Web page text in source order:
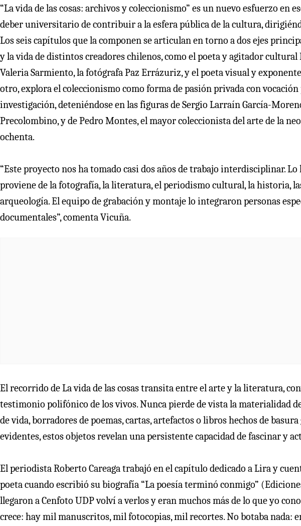
“La vida de las cosas: archivos y coleccionismo” es un nuevo esfuerzo en
deber universitario de contribuir a la esfera pública de la cultura,
Los seis capítulos que la componen se articulan en torno a dos ejes
y la vida de distintos creadores chilenos, como el poeta y agitador
Valeria Sarmiento, la fotógrafa Paz Errázuriz, y el poeta visual y
otro, explora el coleccionismo como forma de pasión privada con
investigación, deteniéndose en las figuras de Sergio Larraín García-
Precolombino, y de Pedro Montes, el mayor coleccionista del arte de la
ochenta.
“Este proyecto nos ha tomado casi dos años de trabajo interdisciplinar.
proviene de la fotografía, la literatura, el periodismo cultural, la historia,
arqueología. El equipo de grabación y montaje lo integraron personas
documentales”, comenta Vicuña.
El recorrido de La vida de las cosas transita entre el arte y la literatura,
testimonio polifónico de los vivos. Nunca pierde de vista la materialidad
de vida, borradores de poemas, cartas, artefactos o libros hechos de
evidentes, estos objetos revelan una persistente capacidad de fascinar y
El periodista Roberto Careaga trabajó en el capítulo dedicado a Lira y
poeta cuando escribió su biografía “La poesía terminó conmigo”
llegaron a Cenfoto UDP volví a verlos y eran muchos más de lo que yo
crece: hay mil manuscritos, mil fotocopias, mil recortes. No botaba nada: